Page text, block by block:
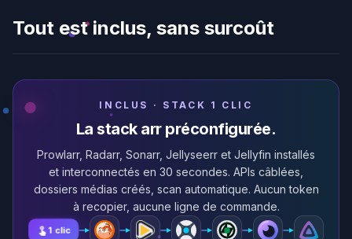
Tout est inclus, sans surcoût
INCLUS · STACK 1 CLIC
La stack arr préconfigurée.
Prowlarr, Radarr, Sonarr, Jellyseerr et Jellyfin installés
et interconnectés en 30 secondes. APIs câblées,
dossiers médias créés, scan automatique. Aucun token
à recopier, aucune ligne de commande.
touch_app1 clic